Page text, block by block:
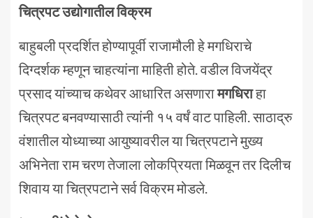
चित्रपट उद्योगातील विक्रम
बाहुबली प्रदर्शित होण्यापूर्वी राजामौली हे मगधिराचे
दिग्दर्शक म्हणून चाहत्यांना माहिती होते. वडील विजयेंद्र
प्रसाद यांच्याच कथेवर आधारित असणारामगधिराहा
चित्रपट बनवण्यासाठी त्यांनी १५ वर्षं वाट पाहिली. साठाद्रु
वंशातील योध्याच्या आयुष्यावरील या चित्रपटाने मुख्य
अभिनेता राम चरण तेजाला लोकप्रियता मिळवून तर दिलीच
शिवाय या चित्रपटाने सर्व विक्रम मोडले.